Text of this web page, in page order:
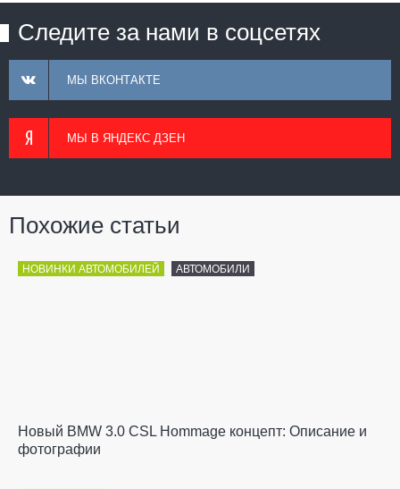
Следите за нами в соцсетях
МЫ ВКОНТАКТЕ
МЫ В ЯНДЕКС ДЗЕН
Похожие статьи
НОВИНКИ АВТОМОБИЛЕЙ АВТОМОБИЛИ
Новый BMW 3.0 CSL Hommage концепт: Описание и
фотографии